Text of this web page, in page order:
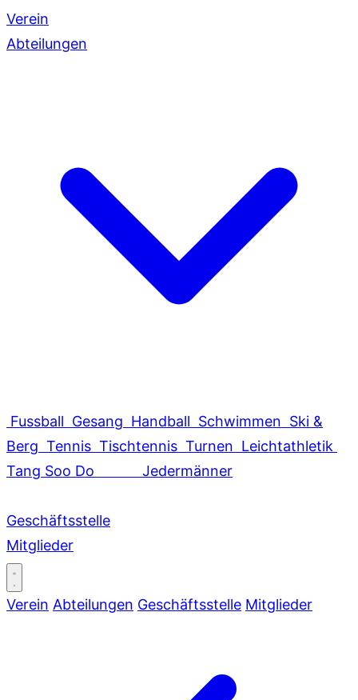
Verein
Abteilungen
Fussball Gesang Handball Schwimmen Ski &
Berg Tennis Tischtennis Turnen Leichtathletik
Tang Soo Do
Jedermänner
Geschäftsstelle
Mitglieder
Verein Abteilungen Geschäftsstelle Mitglieder